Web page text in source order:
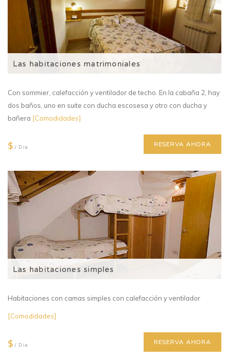
Las habitaciones matrimoniales
Con sommier, calefacción y ventilador de techo. En la cabaña 2, hay
dos baños, uno en suite con ducha escosesa y otro con ducha y
bañera [Comodidades]
$ / Día RESERVA AHORA
Las habitaciones simples
Habitaciones con camas simples con calefacción y ventilador
[Comodidades]
$ / Día RESERVA AHORA